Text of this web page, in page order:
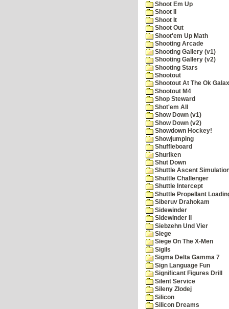
Shoot Em Up
Shoot II
Shoot It
Shoot Out
Shoot'em Up Math
Shooting Arcade
Shooting Gallery (v1)
Shooting Gallery (v2)
Shooting Stars
Shootout
Shootout At The Ok
Shootout M4
Shop Steward
Shot'em All
Show Down (v1)
Show Down (v2)
Showdown Hockey!
Showjumping
Shuffleboard
Shuriken
Shut Down
Shuttle Ascent
Shuttle Challenger
Shuttle Intercept
Shuttle Propellant
Siberuv Drahokam
Sidewinder
Sidewinder II
Siebzehn Und Vier
Siege
Siege On The X-Men
Sigils
Sigma Delta Gamma 7
Sign Language Fun
Significant Figures Drill
Silent Service
Sileny Zlodej
Silicon
Silicon Dreams